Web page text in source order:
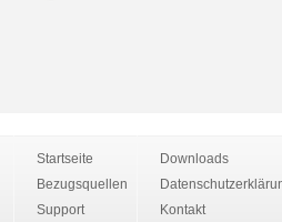
Startseite
Bezugsquellen
Support
Downloads
Kontakt